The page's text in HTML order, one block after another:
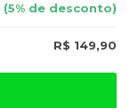
(5% de desconto)
R$ 149,90